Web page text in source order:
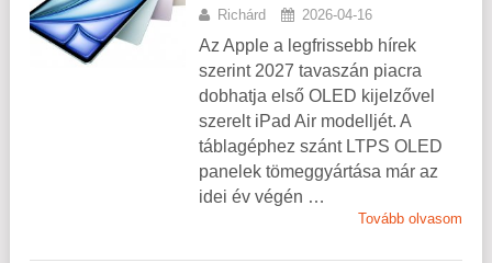
Richárd 2026-04-16
Az Apple a legfrissebb hírek
szerint 2027 tavaszán piacra
dobhatja első OLED kijelzővel
szerelt iPad Air modelljét. A
táblagéphez szánt LTPS OLED
panelek tömeggyártása már az
idei év végén …
Tovább olvasom